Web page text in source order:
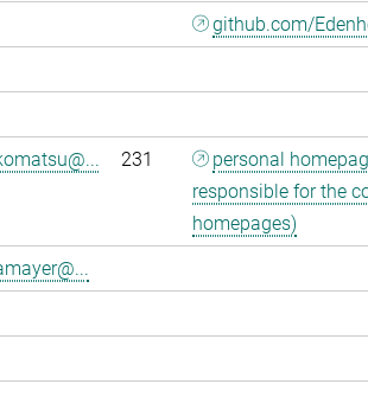
github.com/
231
personal
responsible for the
homepages)